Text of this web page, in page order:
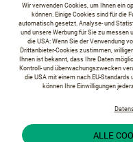
Wir verwenden Cookies, um Ihnen ein
können. Einige Cookies sind für die
automatisch gesetzt. Analyse- und
und unsere Werbung für Sie zu messen
die USA: Wenn Sie der Verwendung
Drittanbieter-Cookies zustimmen,
Ihnen ist bekannt, dass Ihre Daten
Kontroll- und überwachungszwecken
die USA mit einem nach EU-
können Ihre Einwilligungen
ALLE